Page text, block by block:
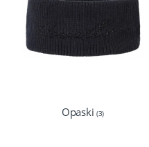
Opaski (3)